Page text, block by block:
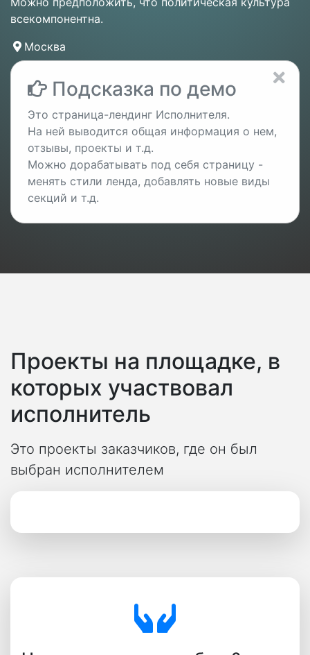
всекомпонентна.
Москва
Подсказка по демо
Это страница-лендинг Исполнителя.
На ней выводится общая информация о нем,
отзывы, проекты и т.д.
Можно дорабатывать под себя страницу -
менять стили ленда, добавлять новые виды
секций и т.д.
Проекты на площадке, в
которых участвовал
исполнитель
Это проекты заказчиков, где он был
выбран исполнителем